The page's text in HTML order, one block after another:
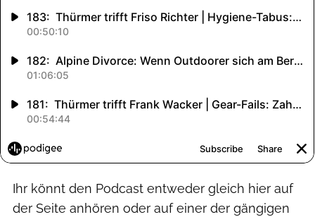
Ihr könnt den Podcast entweder gleich hier auf
der Seite anhören oder auf einer der gängigen